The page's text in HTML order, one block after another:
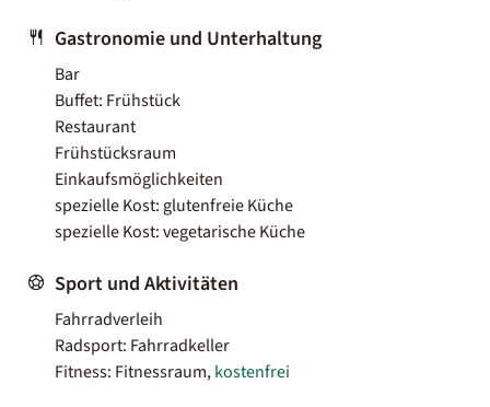
Gastronomie und Unterhaltung
Bar
Buffet: Frühstück
Restaurant
Frühstücksraum
Einkaufsmöglichkeiten
spezielle Kost: glutenfreie Küche
spezielle Kost: vegetarische Küche
Sport und Aktivitäten
Fahrradverleih
Radsport: Fahrradkeller
Fitness: Fitnessraum,kostenfrei